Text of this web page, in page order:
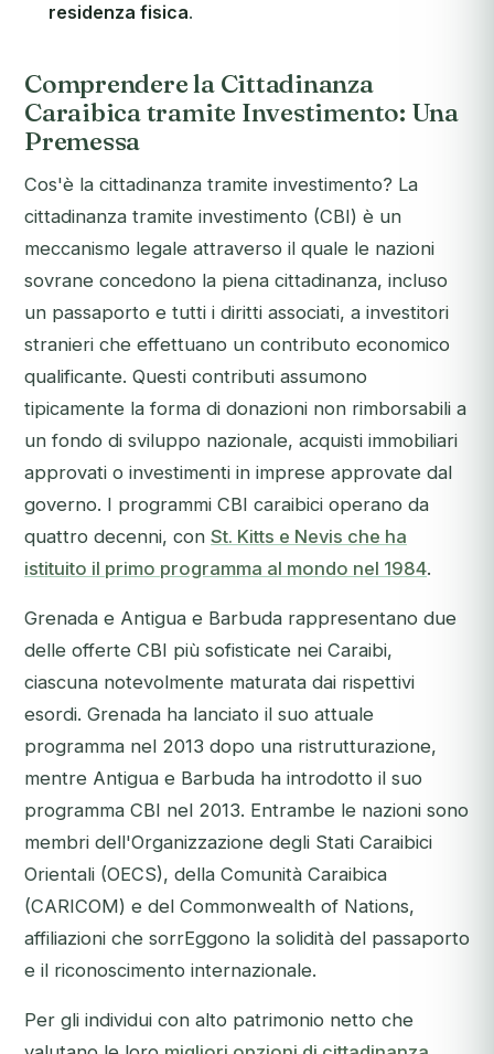
residenza fisica.
Comprendere la Cittadinanza
Caraibica tramite Investimento: Una
Premessa
Cos'è la cittadinanza tramite investimento? La
cittadinanza tramite investimento (CBI) è un
meccanismo legale attraverso il quale le nazioni
sovrane concedono la piena cittadinanza, incluso
un passaporto e tutti i diritti associati, a investitori
stranieri che effettuano un contributo economico
qualificante. Questi contributi assumono
tipicamente la forma di donazioni non rimborsabili a
un fondo di sviluppo nazionale, acquisti immobiliari
approvati o investimenti in imprese approvate dal
governo. I programmi CBI caraibici operano da
quattro decenni, con St. Kitts e Nevis che ha
istituito il primo programma al mondo nel 1984.
Grenada e Antigua e Barbuda rappresentano due
delle offerte CBI più sofisticate nei Caraibi,
ciascuna notevolmente maturata dai rispettivi
esordi. Grenada ha lanciato il suo attuale
programma nel 2013 dopo una ristrutturazione,
mentre Antigua e Barbuda ha introdotto il suo
programma CBI nel 2013. Entrambe le nazioni sono
membri dell'Organizzazione degli Stati Caraibici
Orientali (OECS), della Comunità Caraibica
(CARICOM) e del Commonwealth of Nations,
affiliazioni che sorrEggono la solidità del passaporto
e il riconoscimento internazionale.
Per gli individui con alto patrimonio netto che